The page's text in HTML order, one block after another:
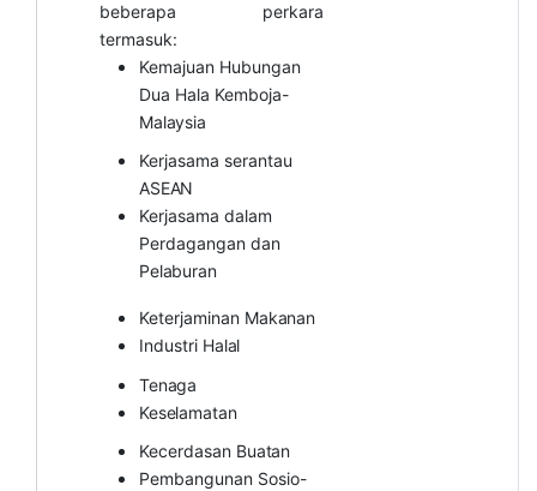
beberapa perkara
termasuk:
Kemajuan Hubungan
Dua Hala Kemboja-
Malaysia
Kerjasama serantau
ASEAN
Kerjasama dalam
Perdagangan dan
Pelaburan
Keterjaminan Makanan
Industri Halal
Tenaga
Keselamatan
Kecerdasan Buatan
Pembangunan Sosio-